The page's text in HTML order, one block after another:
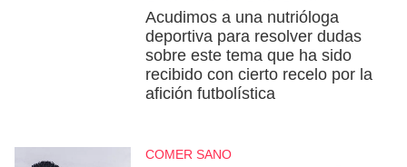
Acudimos a una nutrióloga
deportiva para resolver dudas
sobre este tema que ha sido
recibido con cierto recelo por la
afición futbolística
COMER SANO